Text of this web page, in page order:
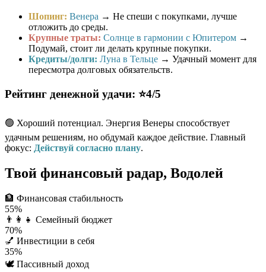
Шопинг: Венера → Не спеши с покупками, лучше
отложить до среды.
Крупные траты: Солнце в гармонии с Юпитером →
Подумай, стоит ли делать крупные покупки.
Кредиты/долги: Луна в Тельце → Удачный момент для
пересмотра долговых обязательств.
Рейтинг денежной удачи: ⭐4/5
🟢 Хороший потенциал. Энергия Венеры способствует
удачным решениям, но обдумай каждое действие. Главный
фокус: Действуй согласно плану.
Твой финансовый радар, Водолей
🏦 Финансовая стабильность
55%
👨‍👩‍👧 Семейный бюджет
70%
💅 Инвестиции в себя
35%
🕊️ Пассивный доход